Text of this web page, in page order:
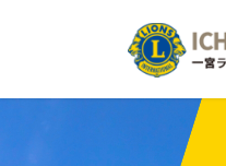
ツ
シ